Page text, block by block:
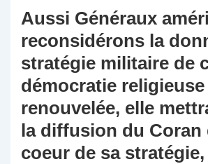
Aussi Généraux
reconsidérons la
stratégie militaire de
démocratie
renouvelée, elle
la diffusion du Coran
coeur de sa